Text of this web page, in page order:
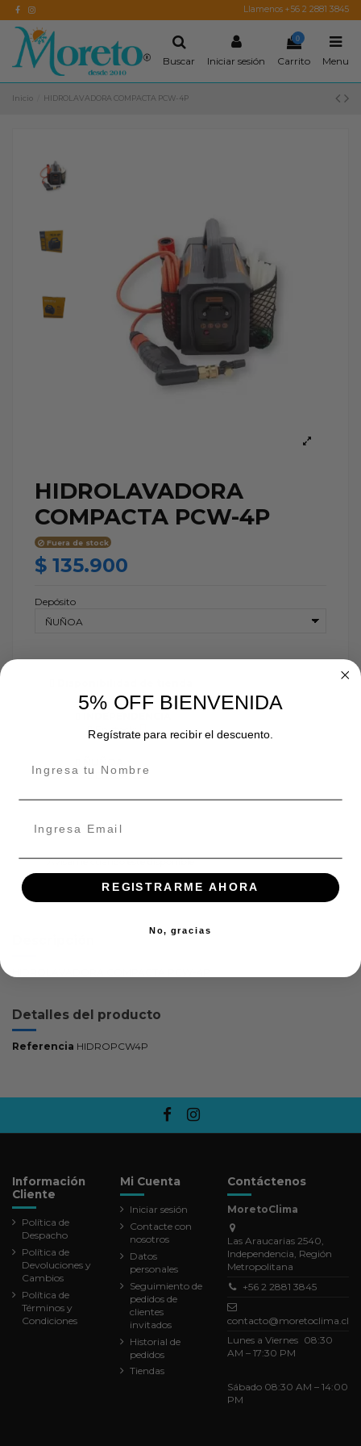
Llamenos +56 2 2881 3845
Buscar Iniciar sesión
0
Carrito Menu
Inicio HIDROLAVADORA COMPACTA PCW-4P
HIDROLAVADORA
COMPACTA PCW-4P
Fuera de stock
$ 135.900
Depósito
En stock:
En stock:
Detalles del producto
Referencia HIDROPCW4P
Información
Cliente
Política de
Despacho
Política de
Devoluciones y
Cambios
Política de
Términos y
Condiciones
Mi Cuenta
Iniciar sesión
Contacte con
nosotros
Datos
personales
Seguimiento de
pedidos de
clientes
invitados
Historial de
pedidos
Tiendas
Contáctenos
MoretoClima
Las Araucarias 2540,
Independencia, Región
Metropolitana
+56 2 2881 3845
contacto@moretoclima.cl
Lunes a Viernes 08:30
AM – 17:30 PM
Sábado 08:30 AM – 14:00
PM
5% OFF BIENVENIDA
Regístrate para recibir el descuento.
REGISTRARME AHORA
No, gracias